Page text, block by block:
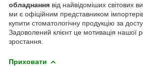
обладнання від найвідоміших світових
ми є офіційним представником
купити стоматологічну продукцію за
Задоволений клієнт це мотивація нашої
зростання.
Приховати